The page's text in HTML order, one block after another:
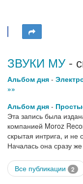
ЗВУКИ МУ-
Альбом дня -
»»
Альбом дня -
Эта запись была
компанией Moroz
скрытая интрига, и
Началась она сразу
Все публикации 2